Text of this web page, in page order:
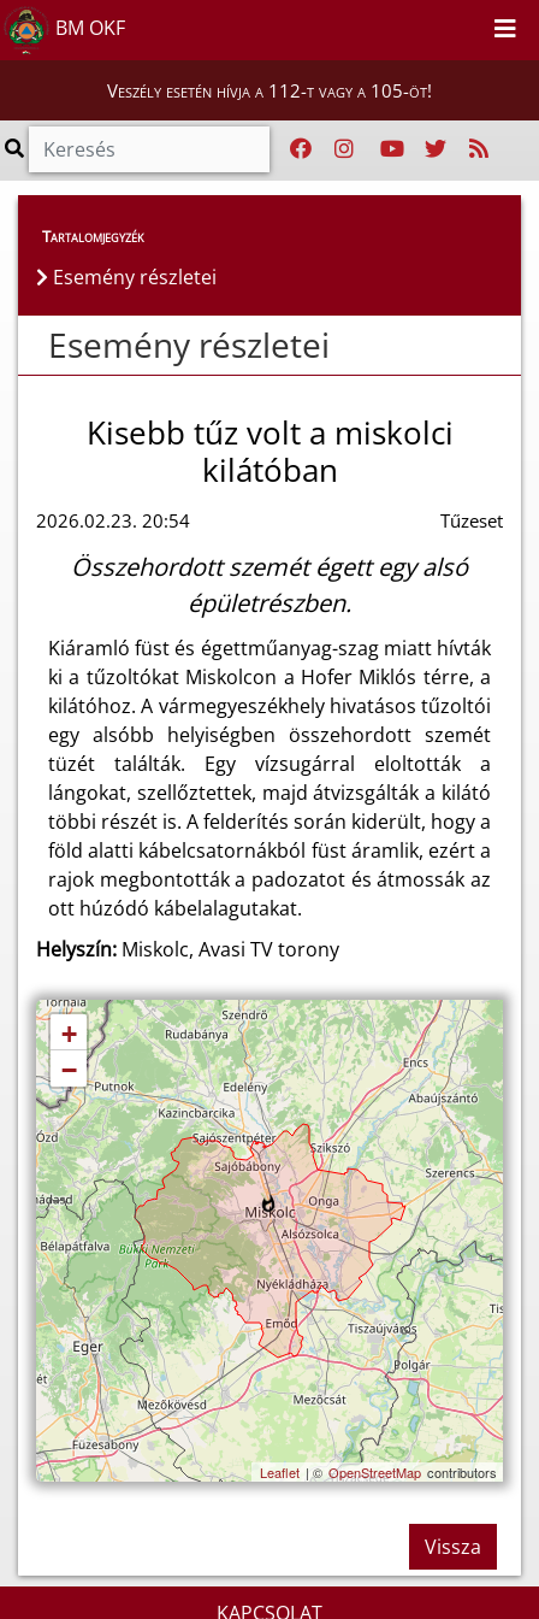
BM OKF
Veszély esetén hívja a 112-t vagy a 105-öt!
Esemény részletei
Tartalomjegyzék
Esemény részletei
Esemény részletei
Kisebb tűz volt a miskolci
kilátóban
2026.02.23. 20:54 Tűzeset
Összehordott szemét égett egy alsó
épületrészben.
Kiáramló füst és égettműanyag-szag miatt hívták
ki a tűzoltókat Miskolcon a Hofer Miklós térre, a
kilátóhoz. A vármegyeszékhely hivatásos tűzoltói
egy alsóbb helyiségben összehordott szemét
tüzét találták. Egy vízsugárral eloltották a
lángokat, szellőztettek, majd átvizsgálták a kilátó
többi részét is. A felderítés során kiderült, hogy a
föld alatti kábelcsatornákból füst áramlik, ezért a
rajok megbontották a padozatot és átmossák az
ott húzódó kábelalagutakat.
Helyszín: Miskolc, Avasi TV torony
+
−
Leaflet | © OpenStreetMap contributors
Vissza
KAPCSOLAT